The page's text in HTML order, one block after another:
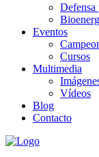
Defensa
Eventos
Cursos
Multimedia
Vídeos
Blog
Contacto